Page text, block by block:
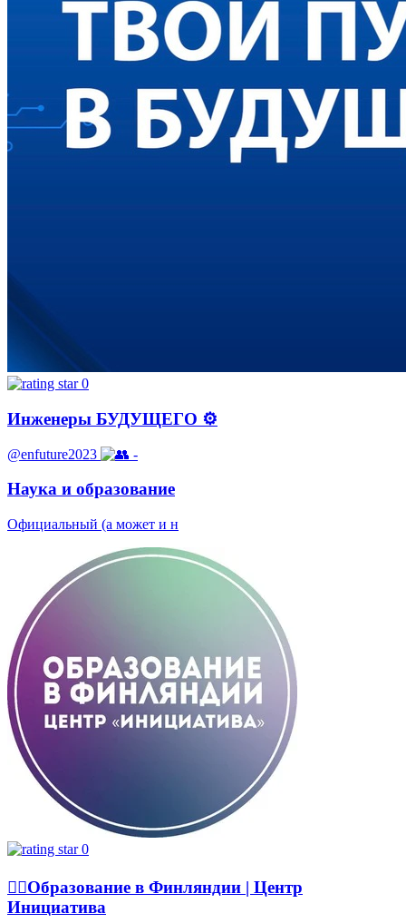
0
Инженеры БУДУЩЕГО ⚙️
@enfuture2023 -
Наука и образование
Официальный (а может и н
0
Образование в Финляндии | Центр
Инициатива